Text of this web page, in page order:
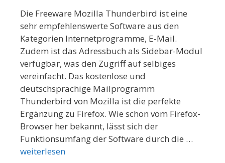
Die Freeware Mozilla Thunderbird ist eine
sehr empfehlenswerte Software aus den
Kategorien Internetprogramme, E-Mail.
Zudem ist das Adressbuch als Sidebar-Modul
verfügbar, was den Zugriff auf selbiges
vereinfacht. Das kostenlose und
deutschsprachige Mailprogramm
Thunderbird von Mozilla ist die perfekte
Ergänzung zu Firefox. Wie schon vom Firefox-
Browser her bekannt, lässt sich der
Funktionsumfang der Software durch die …
weiterlesen